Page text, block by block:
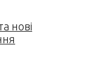
нові